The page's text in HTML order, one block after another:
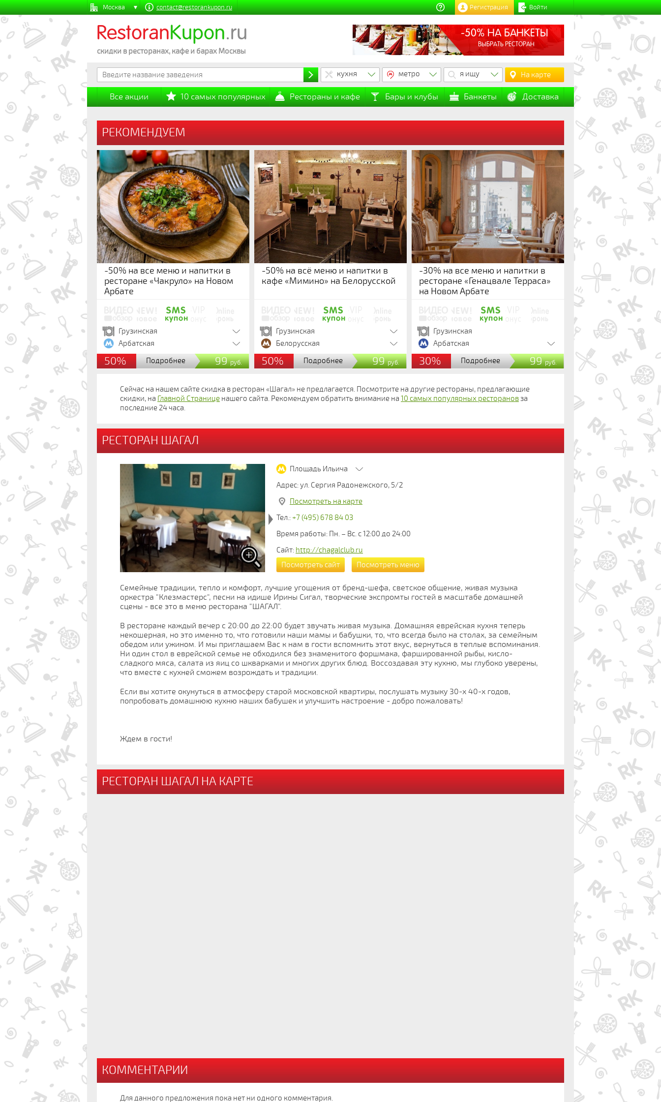
Москва contact@restorankupon.ru Войти
Регистрация
RestoranKupon.ru
скидки в ресторанах, кафе и барах Москвы
-50% НА БАНКЕТЫ
ВЫБРАТЬ РЕСТОРАН
кухня метро я ищу На карте
Все акции 10 самых популярных Рестораны и кафе Бары и клубы Банкеты Доставка
РЕКОМЕНДУЕМ
-50% на все меню и напитки в
ресторане «Чакруло» на Новом
Арбате
Грузинская
Арбатская
50% Подробнее 99руб.
-50% на всё меню и напитки в
кафе «Мимино» на Белорусской
Грузинская
Белорусская
50% Подробнее 99руб.
-30% на все меню и напитки в
ресторане «Генацвале Терраса»
на Новом Арбате
Грузинская
Арбатская
30% Подробнее 99руб.
Сейчас на нашем сайте скидка в ресторан «Шагал» не предлагается. Посмотрите на другие рестораны, предлагающие
скидки, на Главной Странице нашего сайта. Рекомендуем обратить внимание на 10 самых популярных ресторановза
последние 24 часа.
РЕСТОРАН ШАГАЛ
Площадь Ильича
Адрес: ул. Сергия Радонежского, 5/2
Посмотреть на карте
Тел.:+7 (495) 678 84 03
Время работы: Пн. – Вс. с 12:00 до 24:00
Сайт: http://chagalclub.ru
Посмотреть сайт
Посмотреть меню
Семейные традиции, тепло и комфорт, лучшие угощения от бренд-шефа, светское общение, живая музыка
оркестра "Клезмастерс", песни на идише Ирины Сигал, творческие экспромты гостей в масштабе домашней
сцены - все это в меню ресторана "ШАГАЛ".
В ресторане каждый вечер с 20:00 до 22:00 будет звучать живая музыка. Домашняя еврейская кухня теперь
некошерная, но это именно то, что готовили наши мамы и бабушки, то, что всегда было на столах, за семейным
обедом или ужином. И мы приглашаем Вас к нам в гости вспомнить этот вкус, вернуться в теплые вспоминания.
Ни один стол в еврейской семье не обходился без знаменитого форшмака, фаршированной рыбы, кисло-
сладкого мяса, салата из яиц со шкварками и многих других блюд. Воссоздавая эту кухню, мы глубоко уверены,
что вместе с кухней сможем возрождать и традиции.
Если вы хотите окунуться в атмосферу старой московской квартиры, послушать музыку 30-х 40-х годов,
попробовать домашнюю кухню наших бабушек и улучшить настроение - добро пожаловать!
Ждем в гости!
РЕСТОРАН ШАГАЛ НА КАРТЕ
КОММЕНТАРИИ
Для данного предложения пока нет ни одного комментария.